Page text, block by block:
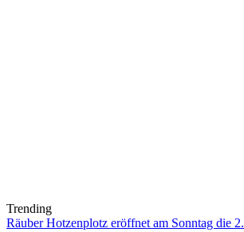
Trending
Räuber Hotzenplotz eröffnet am Sonntag die